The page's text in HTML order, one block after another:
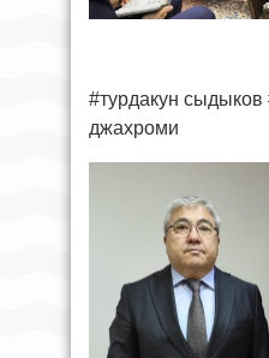
#турдакун
джахроми